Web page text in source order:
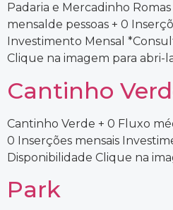
Padaria e Mercadinho
mensalde pessoas + 0
Investimento Mensal
Clique na imagem para abri-
Cantinho
Cantinho Verde + 0 Fluxo
0 Inserções mensais
Disponibilidade Clique na
Park